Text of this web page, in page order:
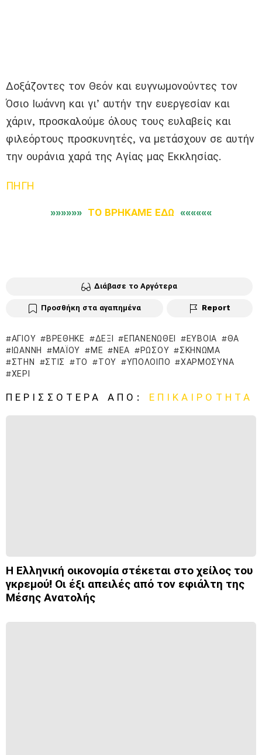
Δοξάζοντες τον Θεόν και ευγνωμονούντες τον
Όσιο Ιωάννη και γι’ αυτήν την ευεργεσίαν και
χάριν, προσκαλούμε όλους τους ευλαβείς και
φιλεόρτους προσκυνητές, να μετάσχουν σε αυτήν
την ουράνια χαρά της Αγίας μας Εκκλησίας.
ΠΗΓΗ
»»»»»» ΤΟ ΒΡΗΚΑΜΕ ΕΔΩ ««««««
Διάβασε το Αργότερα
Προσθήκη στα αγαπημένα Report
ΑΓΊΟΥ ΒΡΈΘΗΚΕ ΔΕΞΊ ΕΠΑΝΕΝΩΘΕΊ ΕΎΒΟΙΑ
ΘΑ
ΙΩΆΝΝΗ
ΜΑΪ́ΟΥ ΜΕ ΝΈΑ ΡΏΣΟΥ
ΣΚΉΝΩΜΆ
ΣΤΗΝ
ΣΤΙΣ ΤΟ ΤΟΥ ΥΠΌΛΟΙΠΟ
ΧΑΡΜΌΣΥΝΑ
ΧΈΡΙ
ΠΕΡΙΣΣΌΤΕΡΑ ΑΠΌ: ΕΠΙΚΑΙΡΟΤΗΤΑ
Η Ελληνική οικονομία στέκεται στο χείλος του
γκρεμού! Οι έξι απειλές από τον εφιάλτη της
Μέσης Ανατολής